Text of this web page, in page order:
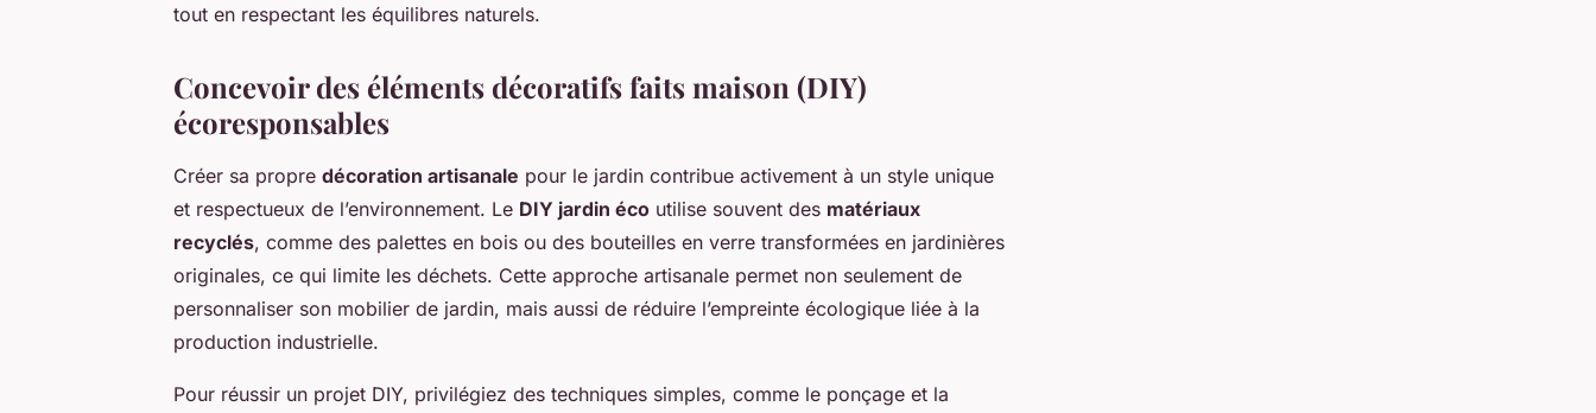
tout en respectant les équilibres naturels.
Concevoir des éléments décoratifs faits maison (DIY)
écoresponsables
Créer sa propre décoration artisanale pour le jardin contribue activement à un style unique
et respectueux de l’environnement. Le DIY jardin éco utilise souvent des matériaux
recyclés, comme des palettes en bois ou des bouteilles en verre transformées en jardinières
originales, ce qui limite les déchets. Cette approche artisanale permet non seulement de
personnaliser son mobilier de jardin, mais aussi de réduire l’empreinte écologique liée à la
production industrielle.
Pour réussir un projet DIY, privilégiez des techniques simples, comme le ponçage et la